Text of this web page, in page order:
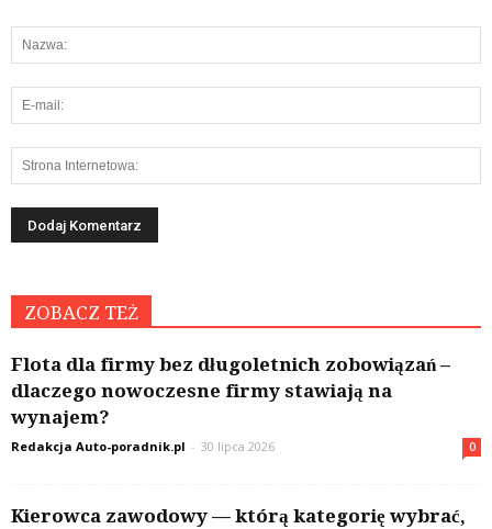
ZOBACZ TEŻ
Flota dla firmy bez długoletnich zobowiązań –
dlaczego nowoczesne firmy stawiają na
wynajem?
Redakcja Auto-poradnik.pl - 30 lipca 2026 0
Kierowca zawodowy — którą kategorię wybrać,